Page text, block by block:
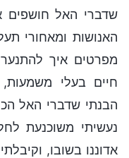
שדברי האל
האנושות ומאחורי
מפרטים איך
חיים בעלי
הבנתי שדברי האל
נעשיתי משוכנעת
אדוננו בשובו,